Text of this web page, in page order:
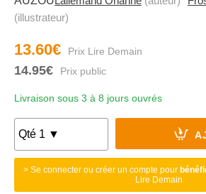
(illustrateur)
13.60€
14.95€
Livraison sous 3 à 8 jours ouvrés
> Se connecter ou créer un compte pour
Lire Demain